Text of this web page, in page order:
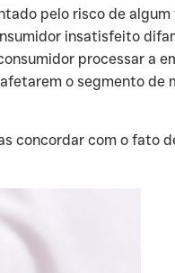
pelo risco de
insatisfeito
processar a
o segmento de
concordar com o fato